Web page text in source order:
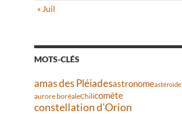
« Juil
MOTS-CLÉS
amas des Pléiadesastronomeastéroïde
aurore boréaleChilicomète
constellation d'Orion